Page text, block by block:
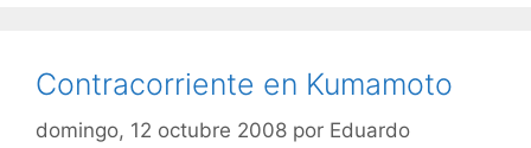
Contracorriente en Kumamoto
domingo, 12 octubre 2008 por Eduardo